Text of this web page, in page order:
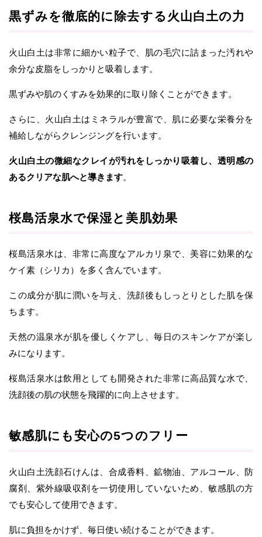
黒ずみを徹底的に除去する火山白土の力
火山白土は非常に細かい粒子で、肌の毛穴に詰まった汚れや
余分な皮脂をしっかりと吸着します。
黒ずみや肌のくすみを効果的に取り除くことができます。
さらに、火山白土はミネラルが豊富で、肌に必要な栄養分を
補給しながらクレンジングを行います。
火山白土の微細なクレイが汚れをしっかり吸着し、透明感の
あるクリアな肌へと導きます。
桜島活泉水で保湿と美肌効果
桜島活泉水は、非常に高度なアルカリ泉で、美容に効果的な
ケイ素（シリカ）を多く含んでいます。
この成分が肌に潤いを与え、洗顔後もしっとりとした肌を保
ちます。
天然の温泉水が肌を優しくケアし、毎日のスキンケアが楽し
みになります。
桜島活泉水は飲用としても開発された非常に高品質な水で、
洗顔後の肌の状態を飛躍的に向上させます。
敏感肌にも安心の5つのフリー
火山白土洗顔石けんは、合成香料、鉱物油、アルコール、防
腐剤、紫外線吸収剤を一切使用していないため、敏感肌の方
でも安心して使用できます。
肌に負担をかけず、毎日使い続けることができます。